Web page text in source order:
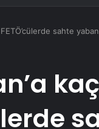
sahte